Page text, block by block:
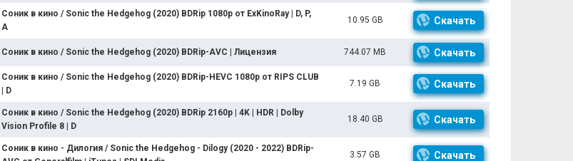
Соник в кино / Sonic the Hedgehog (2020) BDRip 1080p от ExKinoRay | D, P,
A
10.95 GB Скачать
Соник в кино / Sonic the Hedgehog (2020) BDRip-AVC | Лицензия 744.07 MB Скачать
Соник в кино / Sonic the Hedgehog (2020) BDRip-HEVC 1080p от RIPS CLUB
| D
7.19 GB Скачать
Соник в кино / Sonic the Hedgehog (2020) BDRip 2160p | 4K | HDR | Dolby
Vision Profile 8 | D
18.40 GB Скачать
Соник в кино - Дилогия / Sonic the Hedgehog - Dilogy (2020 - 2022) BDRip-
3.57 GB Скачать